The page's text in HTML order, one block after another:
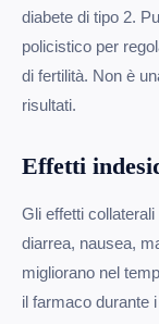
diabete di tipo 2.
policistico per
di fertilità. Non è
risultati.
Effetti
Gli effetti
diarrea, nausea,
migliorano nel
il farmaco durante